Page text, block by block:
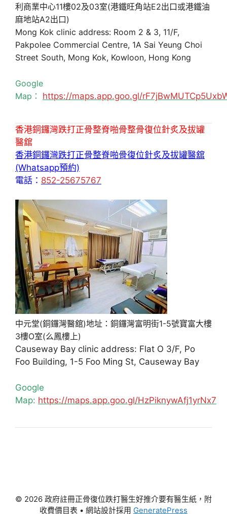
利商業中心11樓02及03室(港鐵旺角站E2出口或港鐵油
麻地站A2出口)
Mong Kok clinic address: Room 2 & 3, 11/F,
Pakpolee Commercial Centre, 1A Sai Yeung Choi
Street South, Mong Kok, Kowloon, Hong Kong
Google
Map： https://maps.app.goo.gl/
香港銅鑼灣跌打正骨整脊啪骨整骨復位針炙及拔罐
醫舘
香港銅鑼灣跌打正骨整脊啪骨復位針炙及拔罐醫舘
(Whatsapp預約)
電話： 852-25675767
中元堂(銅鑼灣醫舘)地址：銅鑼灣富明街1-5號寶富大樓
3樓O室(么鳳樓上)
Causeway Bay clinic address: Flat O 3/F, Po
Foo Building, 1-5 Foo Ming St, Causeway Bay
Google
Map: https://maps.app.goo.gl/HzPiknywAfj1yrNx7
© 2026 政府註冊正骨復位跌打醫生好推介要有醫生紙，附
收費價目表 • 網站設計採用 GeneratePress